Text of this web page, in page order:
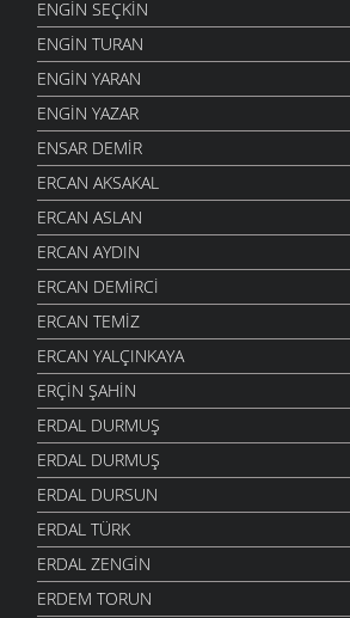
ENGIN SEÇKIN
ENGIN TURAN
ENGIN YARAN
ENGIN YAZAR
ENSAR DEMIR
ERCAN AKSAKAL
ERCAN ASLAN
ERCAN AYDIN
ERCAN DEMIRCI
ERCAN TEMIZ
ERCAN YALÇINKAYA
ERÇIN ŞAHIN
ERDAL DURMUŞ
ERDAL DURMUŞ
ERDAL DURSUN
ERDAL TÜRK
ERDAL ZENGIN
ERDEM TORUN